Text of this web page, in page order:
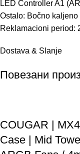
LED Controller A1
Ostalo: Bočno
Reklamacioni period:
Dostava & Slanje
Повезани
COUGAR |
Case | Mid